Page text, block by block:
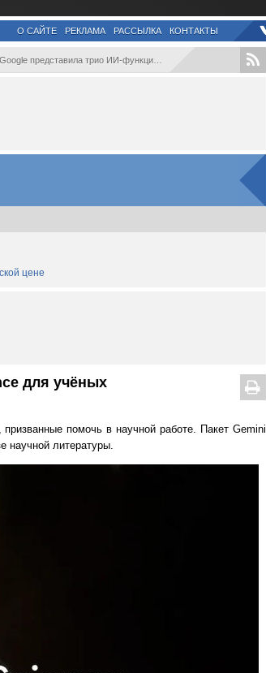
О САЙТЕ РЕКЛАМА РАССЫЛКА КОНТАКТЫ
Google представила трио ИИ-функций Gemin...
цене
для учёных
помочь в научной работе. Пакет Gemini
научной литературы.